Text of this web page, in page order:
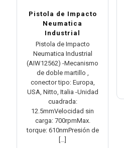
Pistola de Impacto
Neumatica
Industrial
Pistola de Impacto
Neumatica Industrial
(AIW12562) -Mecanismo
de doble martillo ,
conector tipo: Europa,
USA, Nitto, Italia -Unidad
cuadrada:
12.5mmVelocidad sin
carga: 700rpmMax.
torque: 610nmPresión de
[…]